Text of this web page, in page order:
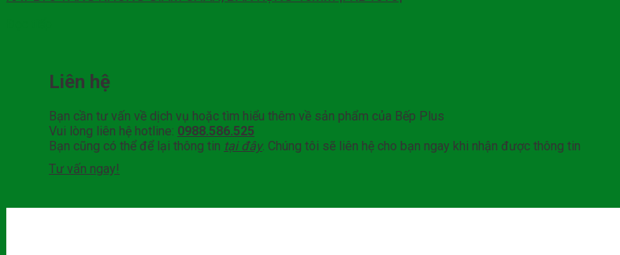
Liên hệ
Bạn cần tư vấn về dịch vụ hoặc tìm hiểu thêm về sản phẩm của Bếp Plus
Vui lòng liên hệ hotline: 0988.586.525
Bạn cũng có thể để lại thông tin tại đây. Chúng tôi sẽ liên hệ cho bạn ngay khi nhận được thông tin
Tư vấn ngay!